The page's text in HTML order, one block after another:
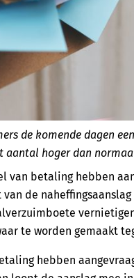
de komende dagen
aantal hoger dan
van betaling hebben
de naheffingsaanslag
te worden gemaakt
hebben